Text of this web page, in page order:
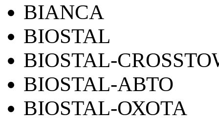
BIANCA
BIOSTAL
BIOSTAL-
BIOSTAL-АВТО
BIOSTAL-ОХОТА